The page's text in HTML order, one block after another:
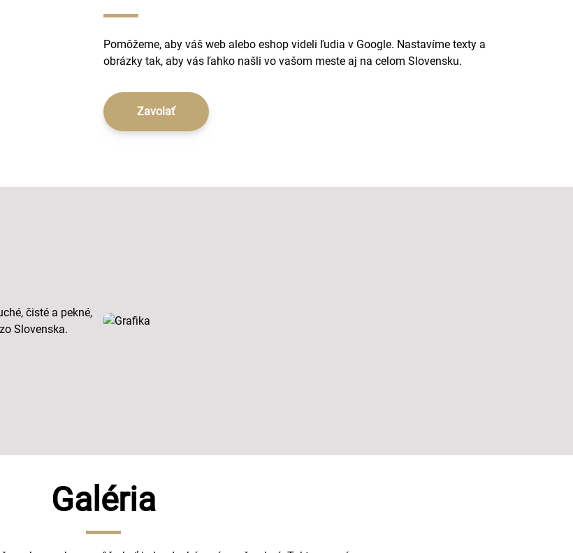
Pomôžeme, aby váš web alebo eshop videli ľudia v Google. Nastavíme texty a
obrázky tak, aby vás ľahko našli vo vašom meste aj na celom Slovensku.
Zavolať
čisté a pekné,
Slovenska.
Galéria